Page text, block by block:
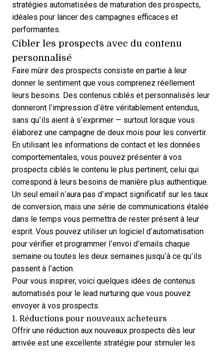
stratégies automatisées de maturation des prospects,
idéales pour lancer des campagnes efficaces et
performantes.
Cibler les prospects avec du contenu
personnalisé
Faire mûrir des prospects consiste en partie à leur
donner le sentiment que vous comprenez réellement
leurs besoins. Des contenus ciblés et personnalisés leur
donneront l’impression d’être véritablement entendus,
sans qu’ils aient à s’exprimer — surtout lorsque vous
élaborez une campagne de deux mois pour les convertir.
En utilisant les informations de contact et les données
comportementales, vous pouvez présenter à vos
prospects ciblés le contenu le plus pertinent, celui qui
correspond à leurs besoins de manière plus authentique.
Un seul email n’aura pas d’impact significatif sur les taux
de conversion, mais une série de communications étalée
dans le temps vous permettra de rester présent à leur
esprit. Vous pouvez utiliser un logiciel d’automatisation
pour vérifier et programmer l’envoi d’emails chaque
semaine ou toutes les deux semaines jusqu’à ce qu’ils
passent à l’action.
Pour vous inspirer, voici quelques idées de contenus
automatisés pour le lead nurturing que vous pouvez
envoyer à vos prospects.
1. Réductions pour nouveaux acheteurs
Offrir une réduction aux nouveaux prospects dès leur
arrivée est une excellente stratégie pour stimuler les